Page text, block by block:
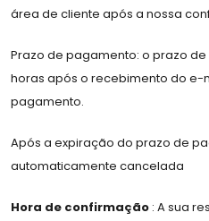
área de cliente após a nossa
Prazo de pagamento: o prazo
horas após o recebimento do
pagamento.
Após a expiração do prazo de
automaticamente cancelada
Hora de confirmação : A sua